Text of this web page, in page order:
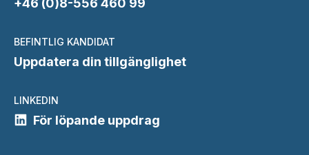
+46 (0)8-556 460 99
BEFINTLIG KANDIDAT
Uppdatera din tillgänglighet
LINKEDIN
För löpande uppdrag